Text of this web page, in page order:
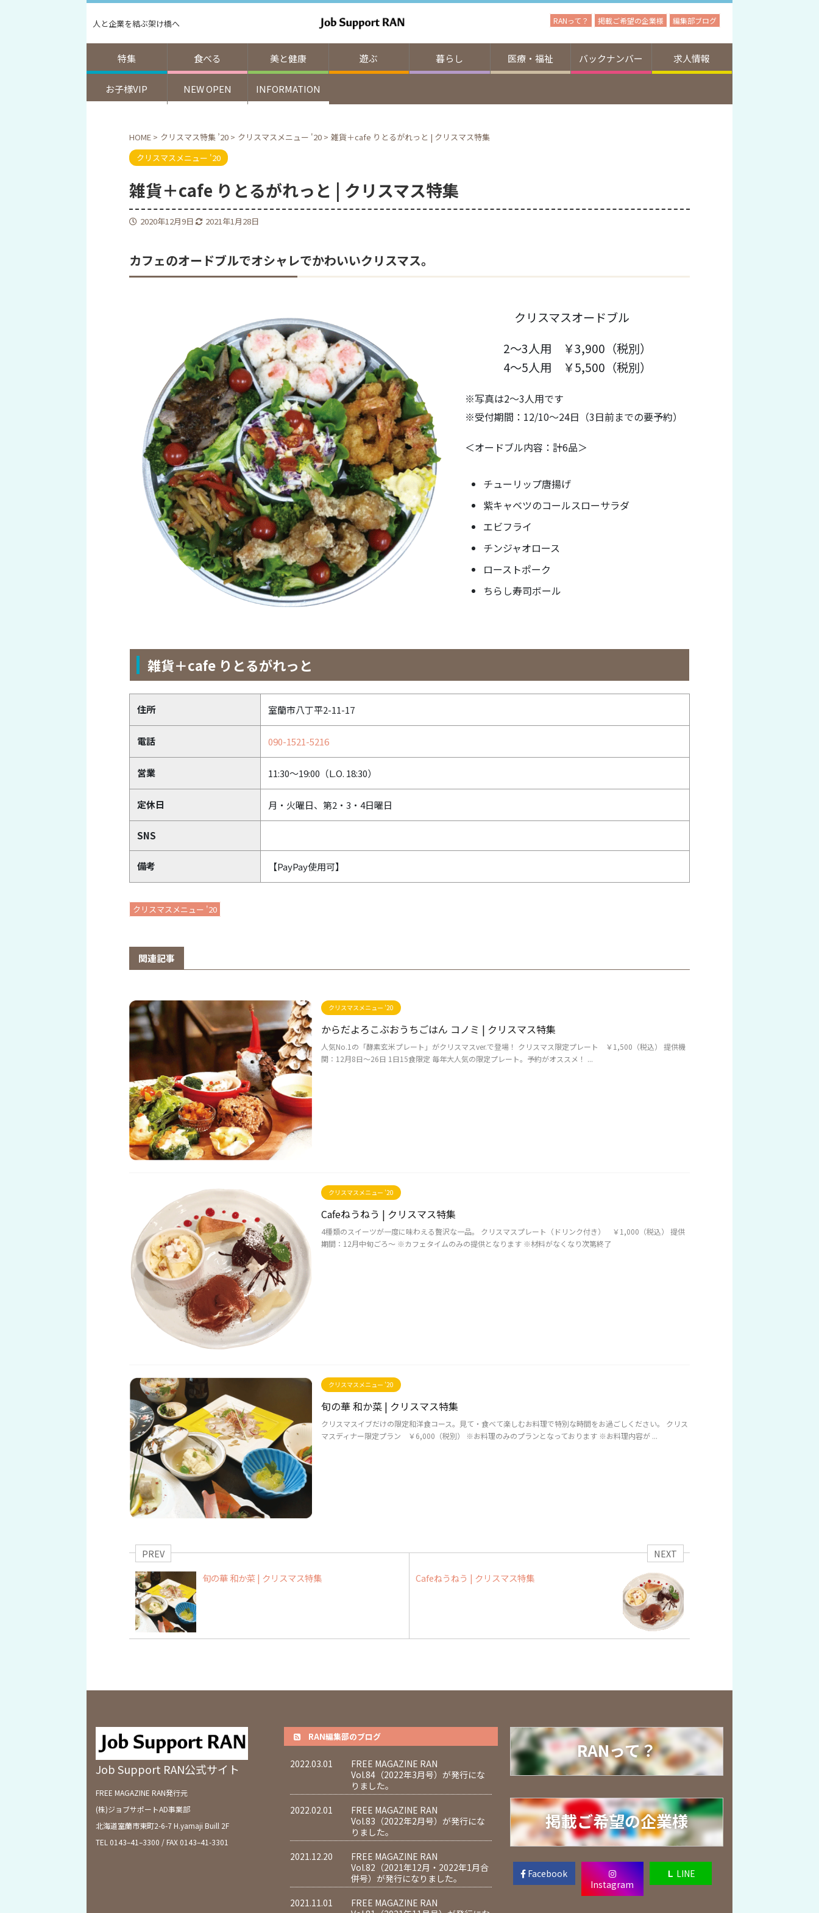
人と企業を結ぶ架け橋へ RANって？ 掲載ご希望の企業様 編集部ブログ
特集 食べる 美と健康 遊ぶ 暮らし 医療・福祉 バックナンバー 求人情報
お子様VIP NEW OPEN INFORMATION
HOME > クリスマス特集 ’20 > クリスマスメニュー '20 > 雑貨＋cafe りとるがれっと | クリスマス特集
クリスマスメニュー '20
雑貨＋cafe りとるがれっと | クリスマス特集
2020年12月9日 2021年1月28日
カフェのオードブルでオシャレでかわいいクリスマス。
クリスマスオードブル
2～3人用 ￥3,900（税別）
4～5人用 ￥5,500（税別）
※写真は2～3人用です
※受付期間：12/10～24日（3日前までの要予約）
＜オードブル内容：計6品＞
チューリップ唐揚げ
紫キャベツのコールスローサラダ
エビフライ
チンジャオロース
ローストポーク
ちらし寿司ボール
雑貨＋cafe りとるがれっと
住所 室蘭市八丁平2-11-17
電話 090-1521-5216
営業 11:30～19:00（L.O. 18:30）
定休日 月・火曜日、第2・3・4日曜日
SNS
備考 【PayPay使用可】
クリスマスメニュー '20
関連記事
クリスマスメニュー '20
からだよろこぶおうちごはん コノミ | クリスマス特集
人気No.1の「酵素玄米プレート」がクリスマスver.で登場！ クリスマス限定プレート ￥1,500（税込） 提供機
関：12月8日～26日 1日15食限定 毎年大人気の限定プレート。予約がオススメ！ ...
クリスマスメニュー '20
Cafeねうねう | クリスマス特集
4種類のスイーツが一度に味わえる贅沢な一品。 クリスマスプレート（ドリンク付き） ￥1,000（税込） 提供
期間：12月中旬ごろ～ ※カフェタイムのみの提供となります ※材料がなくなり次第終了
クリスマスメニュー '20
旬の華 和か菜 | クリスマス特集
クリスマスイブだけの限定和洋食コース。見て・食べて楽しむお料理で特別な時間をお過ごしください。 クリス
マスディナー限定プラン ￥6,000（税別） ※お料理のみのプランとなっております ※お料理内容が ...
PREV
旬の華 和か菜 | クリスマス特集
NEXT
Cafeねうねう | クリスマス特集
RAN編集部のブログ
2022.03.01
FREE MAGAZINE RAN
Vol.84（2022年3月号）が発行にな
りました。
2022.02.01
FREE MAGAZINE RAN
Vol.83（2022年2月号）が発行にな
りました。
2021.12.20
FREE MAGAZINE RAN
Vol.82（2021年12月・2022年1月合
併号）が発行になりました。
2021.11.01
FREE MAGAZINE RAN
RANって？
掲載ご希望の企業様
Facebook
Instagram
Ｌ LINE
Job Support RAN公式サイト
FREE MAGAZINE RAN発行元
(株)ジョブサポートAD事業部
北海道室蘭市東町2-6-7 H.yamaji Buill 2F
TEL 0143–41–3300 / FAX 0143–41-3301